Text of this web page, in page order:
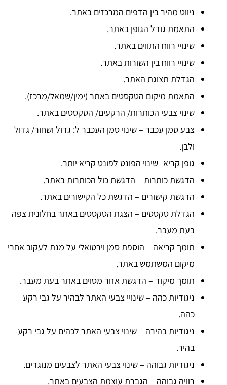
ניווט מהיר בין הדפים המרכזים באתר.
התאמת גודל הגופן באתר.
שינויי רווח התווים באתר.
שינויי רווח בין השורות באתר.
הגדלת תצוגת האתר.
התאמת מיקום הטקסטים באתר (ימין/שמאל/מרכז).
שינוי צבעי הכותרות/ הרקעים/ הטקסטים באתר.
צבע סמן עכבר – שינוי סמן העכבר ל: גדול ושחור/ גדול
ולבן.
גופן קריא- שינוי הפונט לפונט קריא יותר.
הדגשת כותרות – הדגשת כול הכותרות באתר.
הדגשת קישורים – הדגשת כל הקישורים באתר.
הגדלת טקסטים – הצגת הטקסטים באתר בחלונית צפה
בעת מעבר.
תומך קריאה – הוספת סמן וירטואלי על מנת לעקוב אחרי
מיקום המשתמש באתר.
תומך מיקוד – הדגשת אזור מסוים באתר בעת מעבר.
ניגודיות כהה – שינויי צבעי האתר לבהיר על גבי רקע
כהה.
ניגודיות בהירה – שינוי צבעי האתר לכהים על גבי רקע
בהיר.
ניגודיות גבוהה – שינוי צבעי האתר לצבעים מנוגדים.
רוויה גבוהה – הגברת עוצמת הצבעים באתר.